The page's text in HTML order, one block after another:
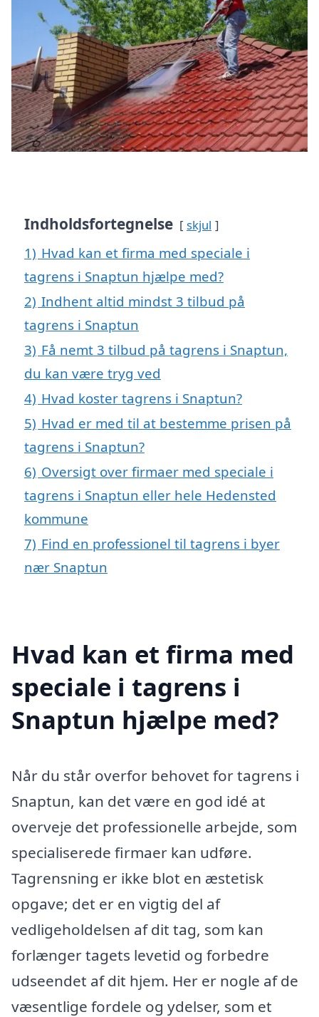
Indholdsfortegnelse skjul
1) Hvad kan et firma med speciale i
tagrens i Snaptun hjælpe med?
2) Indhent altid mindst 3 tilbud på
tagrens i Snaptun
3) Få nemt 3 tilbud på tagrens i Snaptun,
du kan være tryg ved
4) Hvad koster tagrens i Snaptun?
5) Hvad er med til at bestemme prisen på
tagrens i Snaptun?
6) Oversigt over firmaer med speciale i
tagrens i Snaptun eller hele Hedensted
kommune
7) Find en professionel til tagrens i byer
nær Snaptun
Hvad kan et firma med
speciale i tagrens i
Snaptun hjælpe med?
Når du står overfor behovet for tagrens i
Snaptun, kan det være en god idé at
overveje det professionelle arbejde, som
specialiserede firmaer kan udføre.
Tagrensning er ikke blot en æstetisk
opgave; det er en vigtig del af
vedligeholdelsen af dit tag, som kan
forlænger tagets levetid og forbedre
udseendet af dit hjem. Her er nogle af de
væsentlige fordele og ydelser, som et